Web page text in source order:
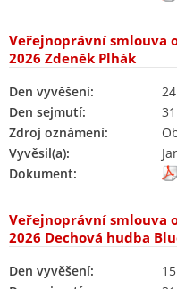
Veřejnoprávní smlouva
2026 Zdeněk Plhák
Den vyvěšení:
Den sejmutí:
Zdroj oznámení:
Vyvěsil(a):
Dokument:
Veřejnoprávní smlouva
2026 Dechová hudba
Den vyvěšení: